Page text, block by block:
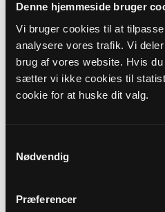
Denne hjemmeside bruger
Vi bruger cookies til at
analysere vores trafik. Vi
brug af vores website. Hvis du
sætter vi ikke cookies til
cookie for at huske dit valg.
Nødvendig
Præferencer
Gudstjeneste v/
Ringkøbing
Margrethe